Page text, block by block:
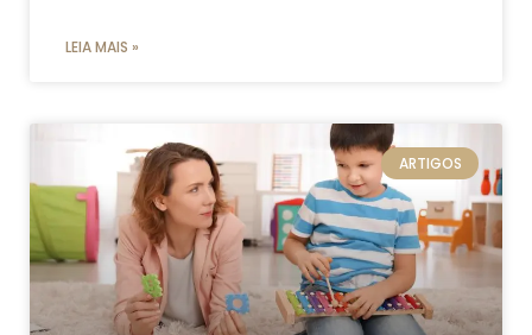
LEIA MAIS »
ARTIGOS